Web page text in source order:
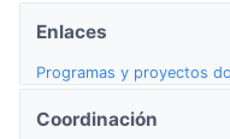
Enlaces
Programas y proyectos
Coordinación